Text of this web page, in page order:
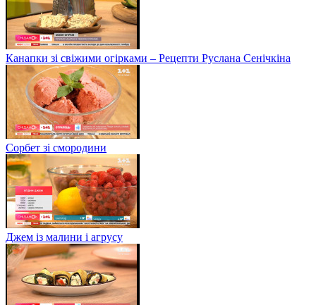
Канапки зі свіжими огірками – Рецепти Руслана Сенічкіна
Сорбет зі смородини
Джем із малини і агрусу